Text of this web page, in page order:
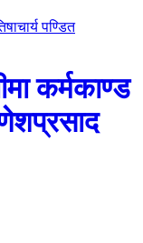
कर्मकाण्ड